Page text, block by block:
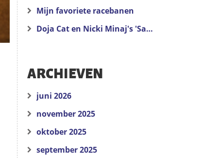
Mijn favoriete racebanen
Doja Cat en Nicki Minaj's 'Say So' Liedtekst
ARCHIEVEN
juni 2026
november 2025
oktober 2025
september 2025